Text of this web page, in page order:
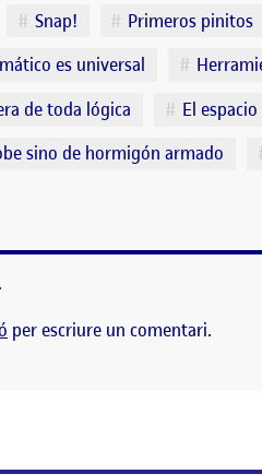
Snap! Primeros pinitos
es universal
de toda lógica
El
sino de hormigón armado
per escriure un comentari.